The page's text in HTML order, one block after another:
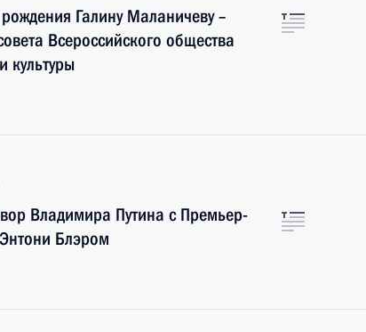
Галину Маланичеву –
Всероссийского общества
культуры
Владимира Путина с Премьер-
Блэром